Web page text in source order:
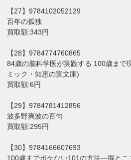
【27】9784102052129
百年の孤独
買取額:343円
【28】9784774760865
84歳の脳科学医が実践する 100歳まで
ミック・知恵の実文庫)
買取額:6円
【29】9784781412856
波多野爽波の百句
買取額:295円
【30】9784166607693
100歳までボケない101の方法―脳とこ